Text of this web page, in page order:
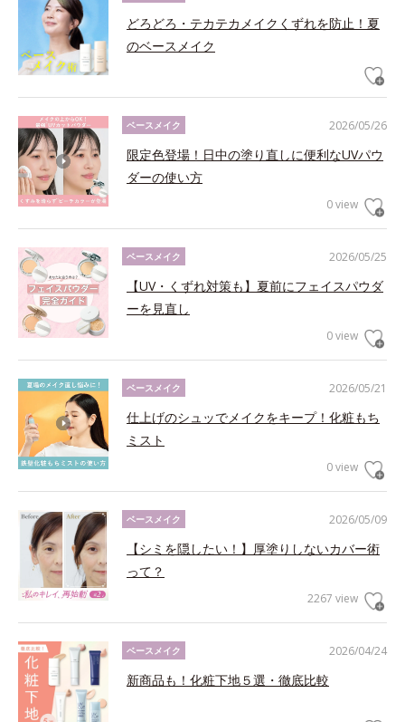
どろどろ・テカテカメイクくずれを防止！夏
のベースメイク
2026/05/26
ベースメイク
限定色登場！日中の塗り直しに便利なUVパウ
ダーの使い方
0 view
2026/05/25
ベースメイク
【UV・くずれ対策も】夏前にフェイスパウダ
ーを見直し
0 view
2026/05/21
ベースメイク
仕上げのシュッでメイクをキープ！化粧もち
ミスト
0 view
2026/05/09
ベースメイク
【シミを隠したい！】厚塗りしないカバー術
って？
2267 view
2026/04/24
ベースメイク
新商品も！化粧下地５選・徹底比較